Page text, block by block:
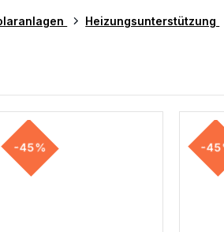
Heizungsunterstützung
-45% -